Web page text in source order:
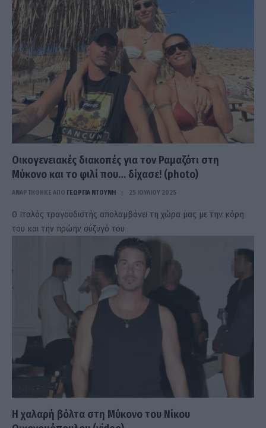
Οικογενειακές διακοπές για τον Ραμαζότι στη
Μύκονο και το φιλί που… δίχασε! (photo)
ΑΝΑΡΤΗΘΗΚΕ ΑΠΟ ΓΕΩΡΓΊΑ ΝΤΟΎΝΗ 25 ΙΟΥΛΊΟΥ 2025
Ο Ιταλός τραγουδιστής απολαμβάνει τη χώρα μας με την κόρη
του και την πρώην σύζυγό του
Η χαλαρή βόλτα στη Μύκονο του Νίκου